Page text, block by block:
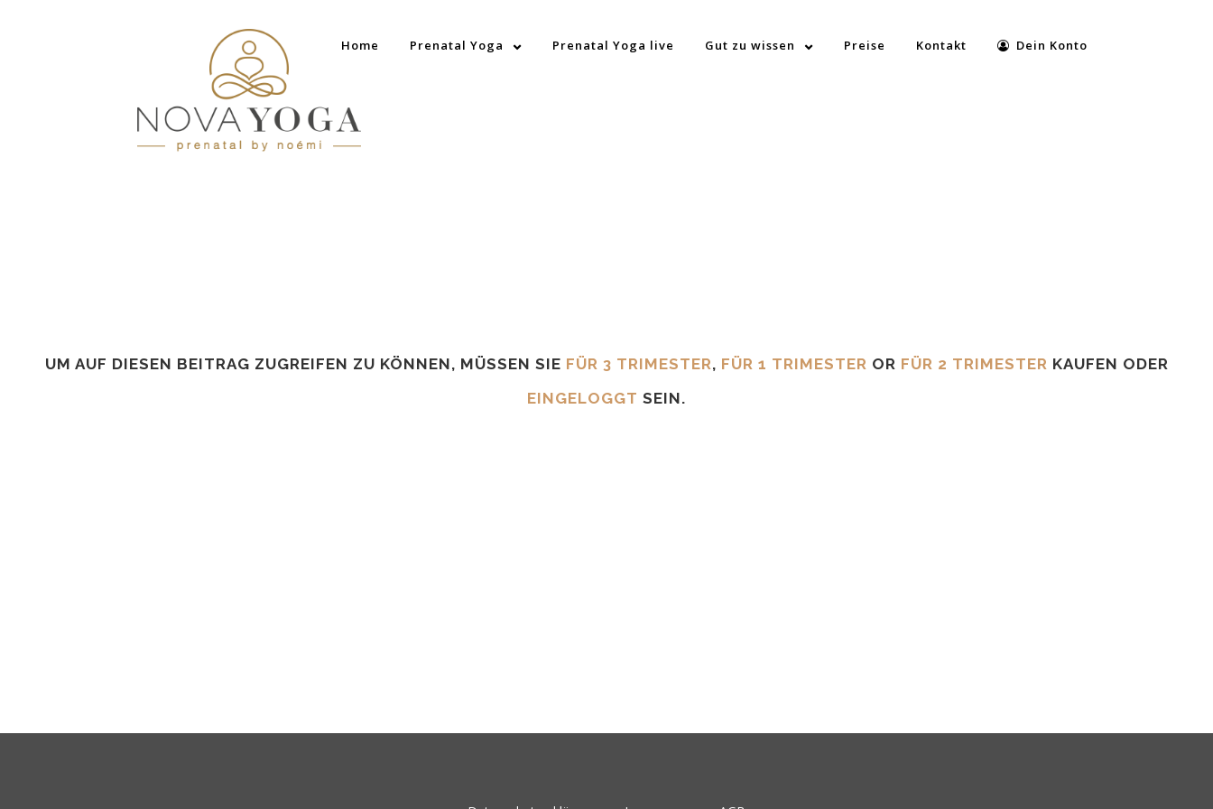
Home Prenatal Yoga Prenatal Yoga live Gut zu wissen Preise Kontakt Dein Konto
UM AUF DIESEN BEITRAG ZUGREIFEN ZU KÖNNEN, MÜSSEN SIE FÜR 3 TRIMESTER, FÜR 1 TRIMESTER OR FÜR 2 TRIMESTER KAUFEN ODER
EINGELOGGT SEIN.